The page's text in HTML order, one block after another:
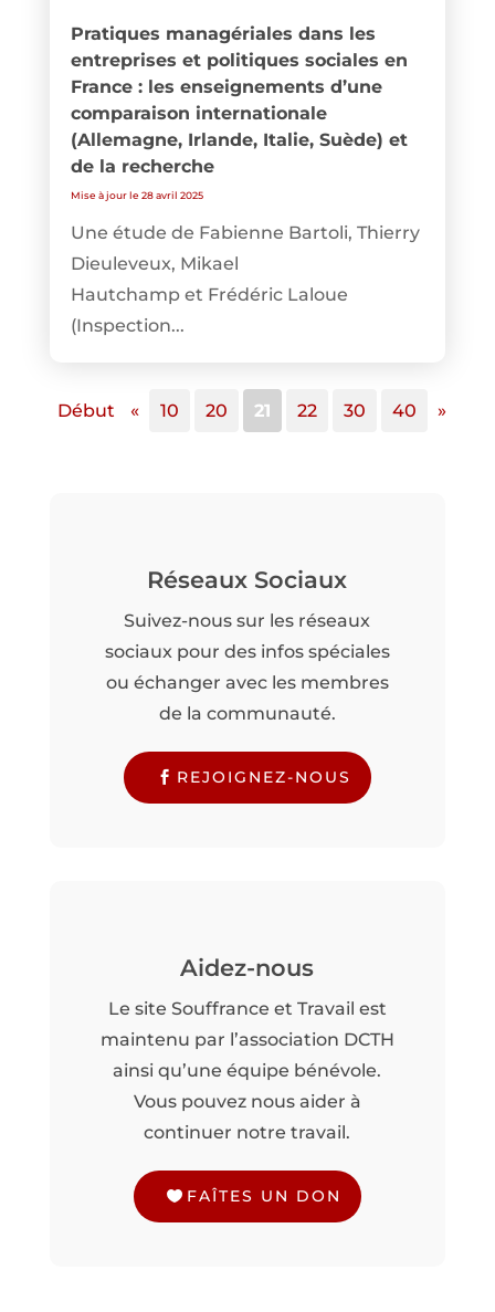
Pratiques managériales dans les
entreprises et politiques sociales en
France : les enseignements d’une
comparaison internationale
(Allemagne, Irlande, Italie, Suède) et
de la recherche
Mise à jour le 28 avril 2025
Une étude de Fabienne Bartoli, Thierry
Dieuleveux, Mikael
Hautchamp et Frédéric Laloue
(Inspection...
Début « 10 20 21 22 30 40 »
Réseaux Sociaux
Suivez-nous sur les réseaux
sociaux pour des infos spéciales
ou échanger avec les membres
de la communauté.
REJOIGNEZ-NOUS
Aidez-nous
Le site Souffrance et Travail est
maintenu par l’association DCTH
ainsi qu’une équipe bénévole.
Vous pouvez nous aider à
continuer notre travail.
FAÎTES UN DON